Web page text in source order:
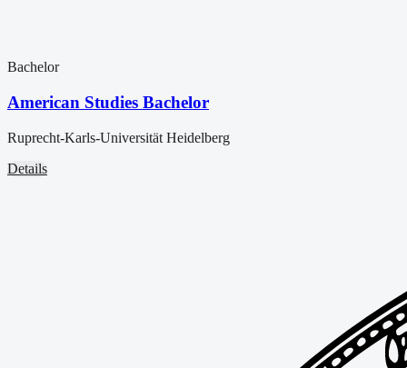
Bachelor
American Studies Bachelor
Ruprecht-Karls-Universität Heidelberg
Details